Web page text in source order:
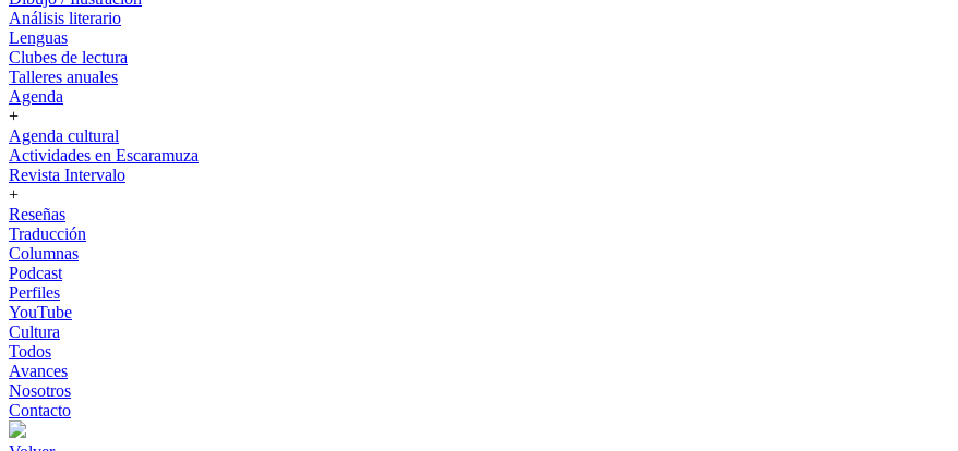
Análisis literario
Lenguas
Clubes de lectura
Talleres anuales
Agenda
+
Agenda cultural
Actividades en Escaramuza
Revista Intervalo
+
Reseñas
Traducción
Columnas
Podcast
Perfiles
YouTube
Cultura
Todos
Avances
Nosotros
Contacto